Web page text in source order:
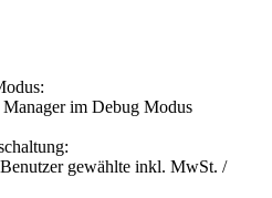
im Debug Modus
gewählte inkl. MwSt. /